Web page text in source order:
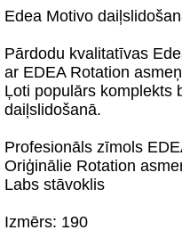
Edea Motivo
Pārdodu kvalitatīvas
ar EDEA Rotation
Ļoti populārs komplekts
daiļslidošanā.
Profesionāls zīmols
Oriģinālie Rotation
Labs stāvoklis
Izmērs: 190